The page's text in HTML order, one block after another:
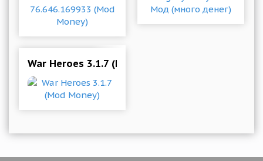
War Heroes 3.1.7 (Mod Money)